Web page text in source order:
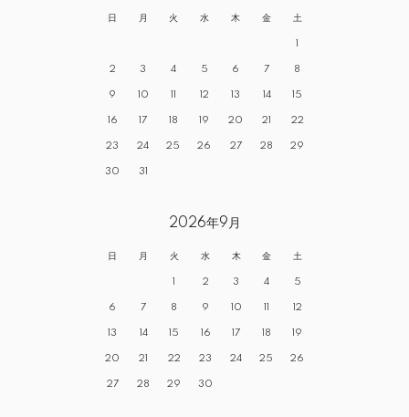
日 月 火 水 木 金 土
1
2 3 4 5 6 7 8
9 10 11 12 13 14 15
16 17 18 19 20 21 22
23 24 25 26 27 28 29
30 31
2026年9月
日 月 火 水 木 金 土
1 2 3 4 5
6 7 8 9 10 11 12
13 14 15 16 17 18 19
20 21 22 23 24 25 26
27 28 29 30